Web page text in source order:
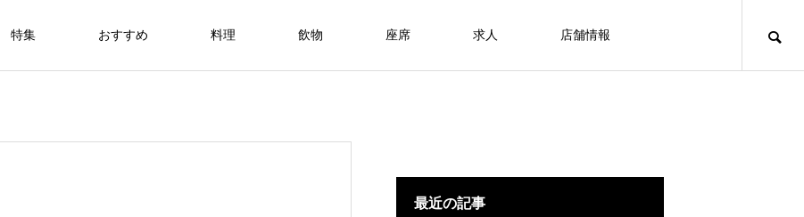
特集 おすすめ 料理 飲物 座席 求人 店舗情報
最近の記事